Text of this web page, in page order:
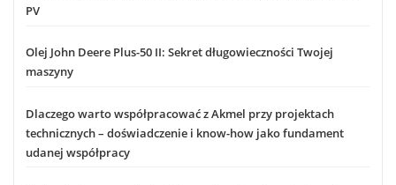
PV
Olej John Deere Plus-50 II: Sekret długowieczności Twojej
maszyny
Dlaczego warto współpracować z Akmel przy projektach
technicznych – doświadczenie i know-how jako fundament
udanej współpracy